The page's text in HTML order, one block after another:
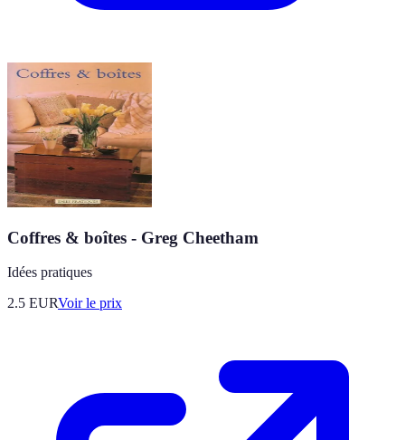
Coffres & boîtes - Greg Cheetham
Idées pratiques
2.5 EURVoir le prix